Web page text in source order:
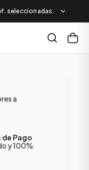
seleccionadas.
a
Pago
y 100%